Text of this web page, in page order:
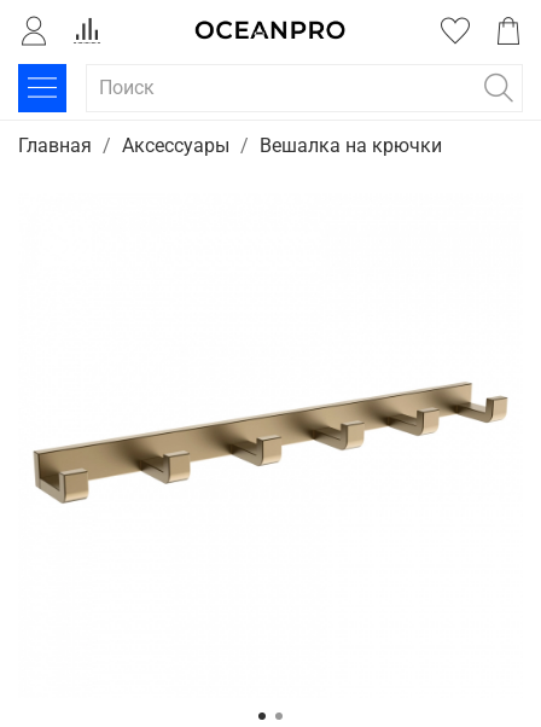
Главная Аксессуары Вешалка на крючки